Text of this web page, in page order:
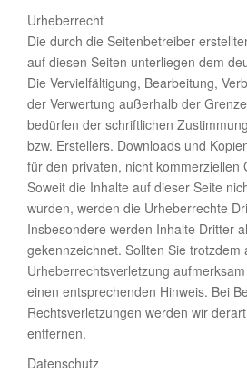
Urheberrecht
Die durch die Seitenbetreiber
auf diesen Seiten unterliegen dem
Die Vervielfältigung, Bearbeitung,
der Verwertung außerhalb der
bedürfen der schriftlichen
bzw. Erstellers. Downloads und
für den privaten, nicht kommerziellen
Soweit die Inhalte auf dieser Seite
wurden, werden die Urheberrechte
Insbesondere werden Inhalte Dritter
gekennzeichnet. Sollten Sie trotzdem
Urheberrechtsverletzung
einen entsprechenden Hinweis. Bei
Rechtsverletzungen werden wir
entfernen.
Datenschutz